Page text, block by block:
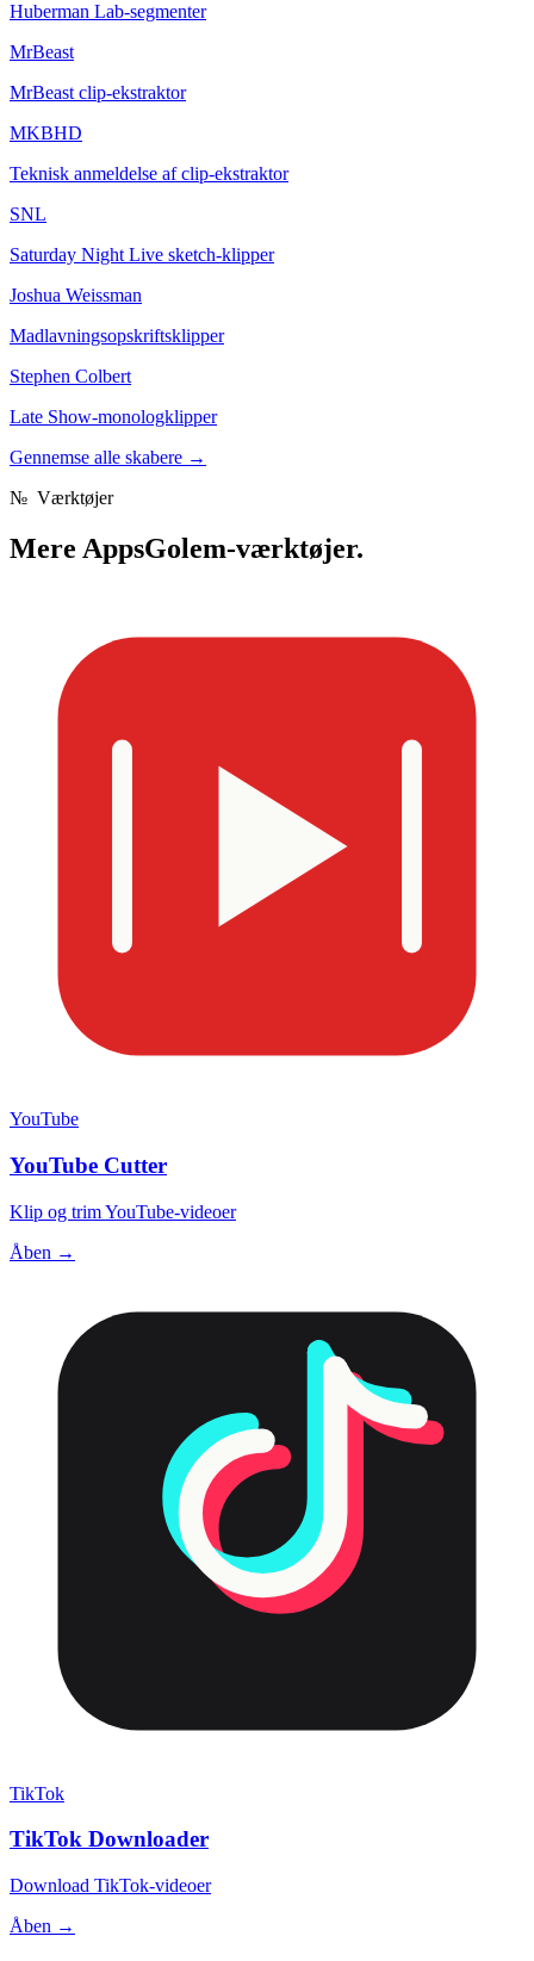
Huberman Lab-segmenter
MrBeast
MrBeast clip-ekstraktor
MKBHD
Teknisk anmeldelse af clip-ekstraktor
SNL
Saturday Night Live sketch-klipper
Joshua Weissman
Madlavningsopskriftsklipper
Stephen Colbert
Late Show-monologklipper
Gennemse alle skabere →
№ Værktøjer
Mere AppsGolem-værktøjer.
YouTube
YouTube Cutter
Klip og trim YouTube-videoer
Åben →
TikTok
TikTok Downloader
Download TikTok-videoer
Åben →